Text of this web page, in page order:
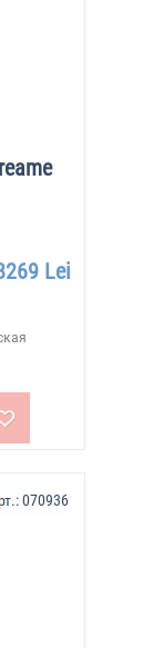
Lei
070936